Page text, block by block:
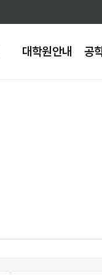
대학원안내 공